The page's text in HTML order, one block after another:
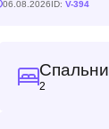
06.08.2026ID: V-394
Спальни
2